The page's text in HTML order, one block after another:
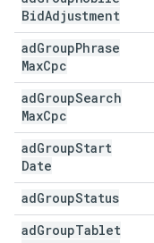
BidAdjustment
adGroupPhrase
MaxCpc
adGroupSearch
MaxCpc
adGroupStart
Date
adGroupStatus
adGroupTablet